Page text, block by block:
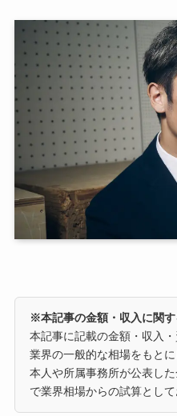
※本記事の金額・収入に関
本記事に記載の金額・収入
業界の一般的な相場をもとに
本人や所属事務所が公表し
で業界相場からの試算として